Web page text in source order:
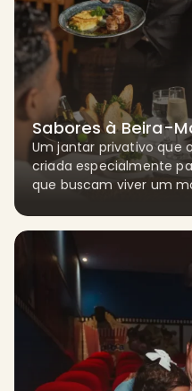
Sabores à Beira-
Um jantar privativo que
criada especialmente
que buscam viver um
menu exclusivo e o
memórias marcantes!